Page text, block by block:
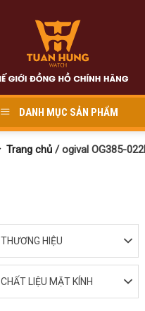
DANH MỤC SẢN PHẨM
Trang chủ /ogival OG385-
THƯƠNG HIỆU
CHẤT LIỆU MẶT KÍNH